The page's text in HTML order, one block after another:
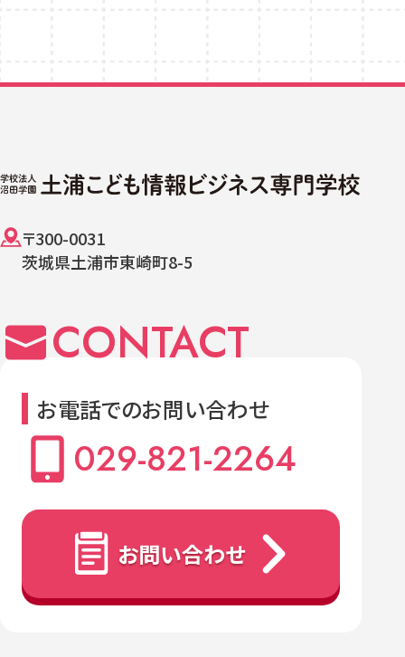
〒300-0031
茨城県土浦市東崎町8-5
CONTACT
お電話でのお問い合わせ
029-821-2264
お問い合わせ